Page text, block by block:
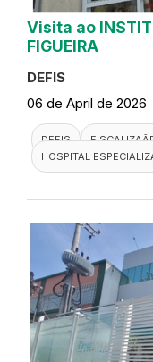
Visita ao
FIGUEIRA
DEFIS
06 de April de 2026
DEFIS
HOSPITAL